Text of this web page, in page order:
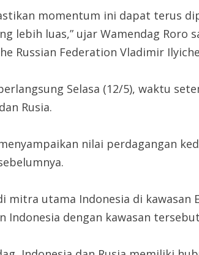
momentum ini dapat terus
lebih luas,” ujar Wamendag
Russian Federation Vladimir
Selasa (12/5), waktu
Rusia.
nilai perdagangan
mitra utama Indonesia di kawasan
Indonesia dengan kawasan